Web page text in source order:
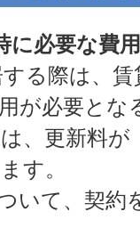
に必要な費
る際は、賃
が必要と
、更新料が
す。
いて、契約